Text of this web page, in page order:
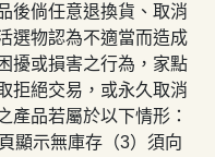
後倘任意退換貨、取消
選物認為不適當而造成
擾或損害之行為， 家點
拒絕交易，或永久取消
產品若屬於以下情形：
顯示無庫存（3）須向